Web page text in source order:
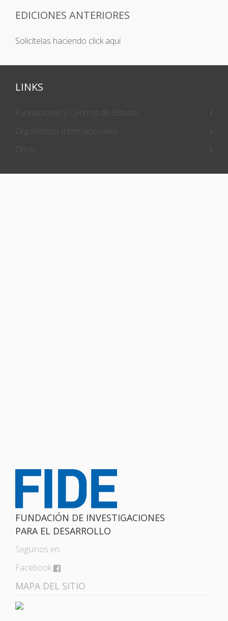
EDICIONES ANTERIORES
Solicítelas haciendo click aquí
LINKS
Fundaciones y Centros de Estudio
Organismos Internacionales
Otros
FUNDACIÓN DE INVESTIGACIONES
PARA EL DESARROLLO
Seguinos en
Facebook
MAPA DEL SITIO